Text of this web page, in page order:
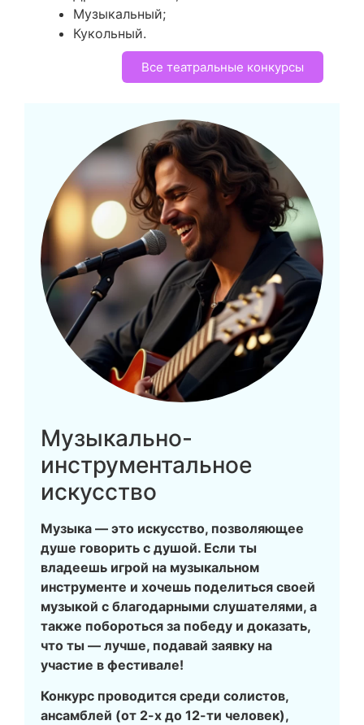
Музыкальный;
Кукольный.
Все театральные конкурсы
Музыкально-
инструментальное
искусство
Музыка — это искусство, позволяющее
душе говорить с душой. Если ты
владеешь игрой на музыкальном
инструменте и хочешь поделиться своей
музыкой с благодарными слушателями, а
также побороться за победу и доказать,
что ты — лучше, подавай заявку на
участие в фестивале!
Конкурс проводится среди солистов,
ансамблей (от 2-х до 12-ти человек),